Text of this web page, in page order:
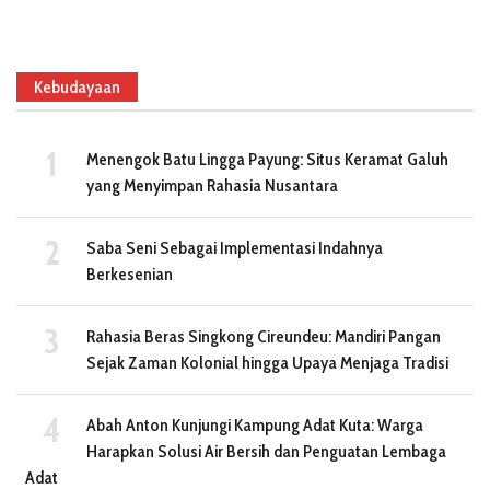
Kebudayaan
Menengok Batu Lingga Payung: Situs Keramat Galuh
yang Menyimpan Rahasia Nusantara
Saba Seni Sebagai Implementasi Indahnya
Berkesenian
Rahasia Beras Singkong Cireundeu: Mandiri Pangan
Sejak Zaman Kolonial hingga Upaya Menjaga Tradisi
Abah Anton Kunjungi Kampung Adat Kuta: Warga
Harapkan Solusi Air Bersih dan Penguatan Lembaga
Adat